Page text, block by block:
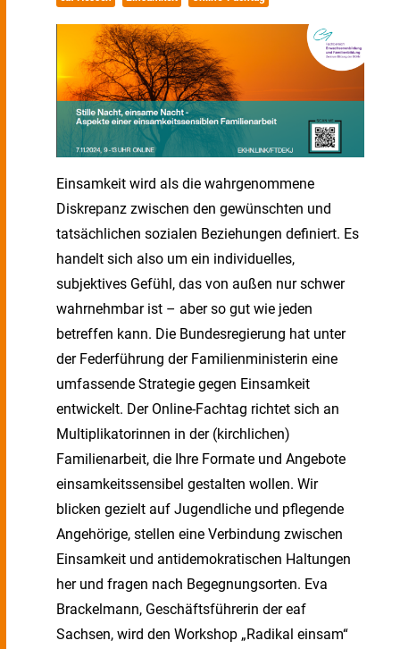
Einsamkeit wird als die wahrgenommene
Diskrepanz zwischen den gewünschten und
tatsächlichen sozialen Beziehungen definiert. Es
handelt sich also um ein individuelles,
subjektives Gefühl, das von außen nur schwer
wahrnehmbar ist – aber so gut wie jeden
betreffen kann. Die Bundesregierung hat unter
der Federführung der Familienministerin eine
umfassende Strategie gegen Einsamkeit
entwickelt. Der Online-Fachtag richtet sich an
Multiplikatorinnen in der (kirchlichen)
Familienarbeit, die Ihre Formate und Angebote
einsamkeitssensibel gestalten wollen. Wir
blicken gezielt auf Jugendliche und pflegende
Angehörige, stellen eine Verbindung zwischen
Einsamkeit und antidemokratischen Haltungen
her und fragen nach Begegnungsorten. Eva
Brackelmann, Geschäftsführerin der eaf
Sachsen, wird den Workshop „Radikal einsam“